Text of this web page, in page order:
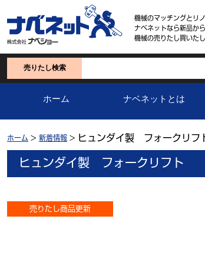
機械のマッチングとリ
ナベネットなら新品か
機械の売りたし買いた
売りたし検索
ホーム ナベネットとは
ホーム > 新着情報 > ヒュンダイ製 フォークリフ
ヒュンダイ製 フォークリフト
売りたし商品更新